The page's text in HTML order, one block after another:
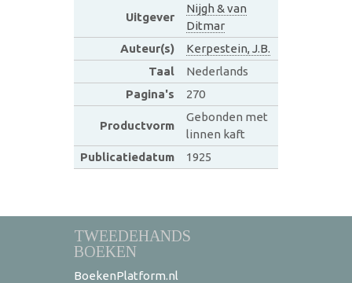
Uitgever
Nijgh & van
Ditmar
Auteur(s)
Kerpestein, J.B.
Taal
Nederlands
Pagina's
270
Productvorm
Gebonden met
linnen kaft
Publicatiedatum
1925
TWEEDEHANDS
BOEKEN
BoekenPlatform.nl